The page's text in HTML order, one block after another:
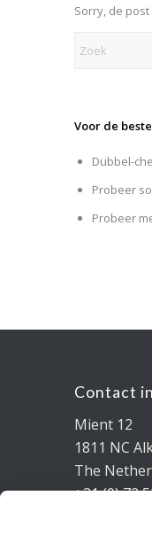
Sorry, de
Voor de
Dubbel-
Probeer
Probeer
Contact
Mient 12
1811 NC
The
+31 (0) 72